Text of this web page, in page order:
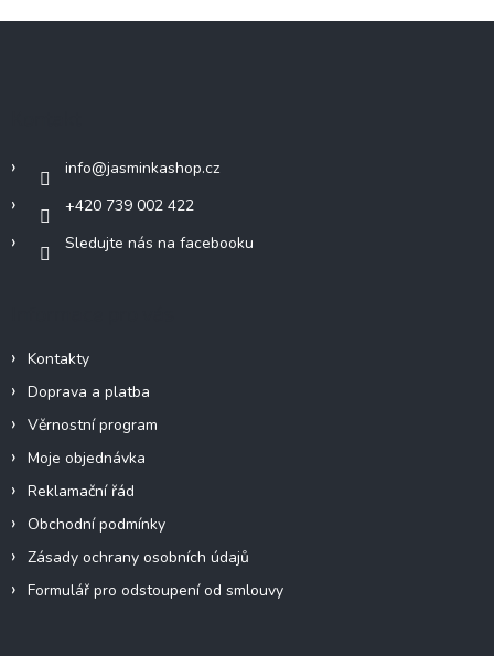
info@jasminkashop.cz
+420 739 002 422
Sledujte nás na facebooku
Kontakty
Doprava a platba
Věrnostní program
Moje objednávka
Reklamační řád
Obchodní podmínky
Zásady ochrany osobních údajů
Formulář pro odstoupení od smlouvy